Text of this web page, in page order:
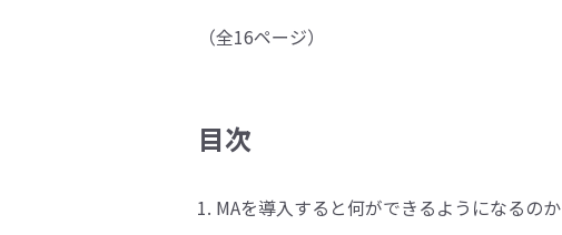
（全16ページ）
目次
MAを導入すると何ができるようになるのか